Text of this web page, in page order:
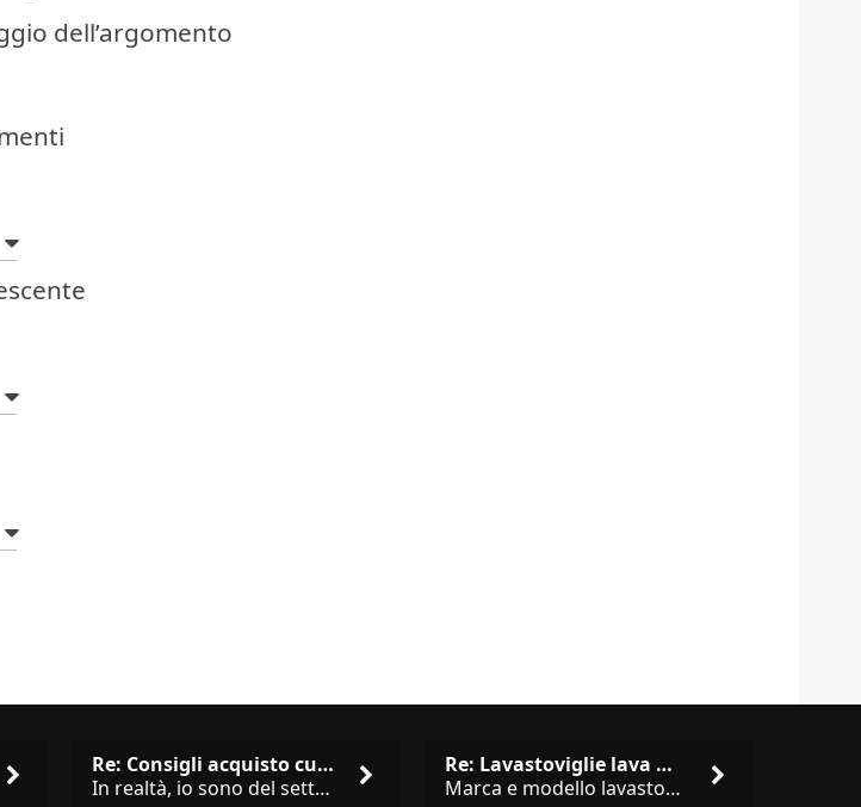
dell’argomento
Re: Consigli acquisto cucina …
In realtà, io sono del settore e collaboro con vari negozi, ti possono dire che sono tutti brand abbastanza simili come
Re: Lavastoviglie lava male: …
Marca e modello lavastoviglie? Programma e Deterisvo utilizzato ? Decalcificatore è regolato in in base alla durezza